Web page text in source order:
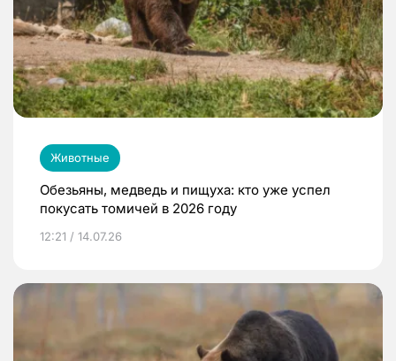
Животные
Обезьяны, медведь и пищуха: кто уже успел
покусать томичей в 2026 году
12:21 / 14.07.26